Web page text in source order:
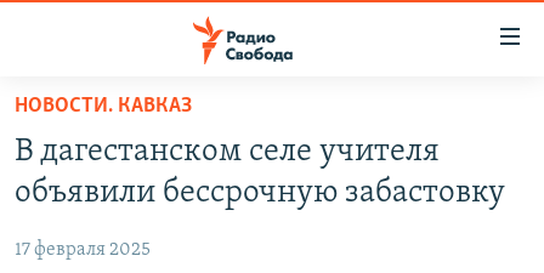
упрощенного
доступа
Вернуться
основному
ПОДКАСТЫ
АВТОРСКИЕ ПРОЕКТЫ
ЦИТАТЫ СВОБОДЫ
НОВОСТИ. КАВКАЗ
В дагестанском селе учителя
объявили бессрочную забастовку
17 февраля 2025